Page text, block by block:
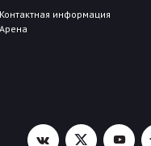
Контактная информация
Арена